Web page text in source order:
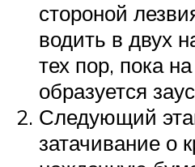
стороной
водить в двух
тех пор, пока
образуется
Следующий
затачивание о